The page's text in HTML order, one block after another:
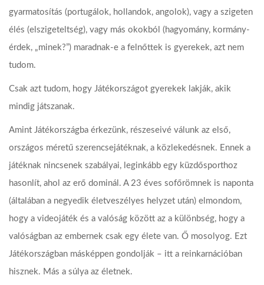
gyarmatosítás (portugálok, hollandok, angolok), vagy a szigeten
élés (elszigeteltség), vagy más okokból (hagyomány, kormány-
érdek, „minek?”) maradnak-e a felnőttek is gyerekek, azt nem
tudom.
Csak azt tudom, hogy Játékországot gyerekek lakják, akik
mindig játszanak.
Amint Játékországba érkezünk, részeseivé válunk az első,
országos méretű szerencsejátéknak, a közlekedésnek. Ennek a
játéknak nincsenek szabályai, leginkább egy küzdősporthoz
hasonlít, ahol az erő dominál. A 23 éves sofőrömnek is naponta
(általában a negyedik életveszélyes helyzet után) elmondom,
hogy a videojáték és a valóság között az a különbség, hogy a
valóságban az embernek csak egy élete van. Ő mosolyog. Ezt
Játékországban másképpen gondolják – itt a reinkarnációban
hisznek. Más a súlya az életnek.